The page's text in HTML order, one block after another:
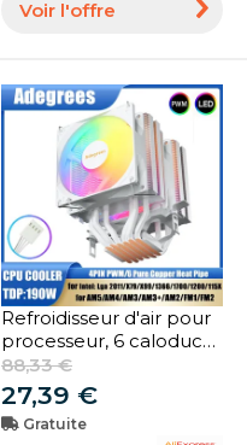
Voir l'offre
Refroidisseur d'air pour
processeur, 6 caloducs,
4 broches, PWM, tour
de processeur PC, pour
Intel LGA 1700 1200 1150
1151 1155 2011 X79 X99
88,33 €
27,39 €
Gratuite